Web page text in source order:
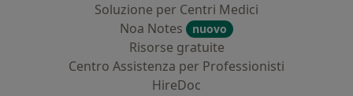
Soluzione per Centri Medici
Noa Notes
nuovo
Risorse gratuite
Centro Assistenza per Professionisti
HireDoc